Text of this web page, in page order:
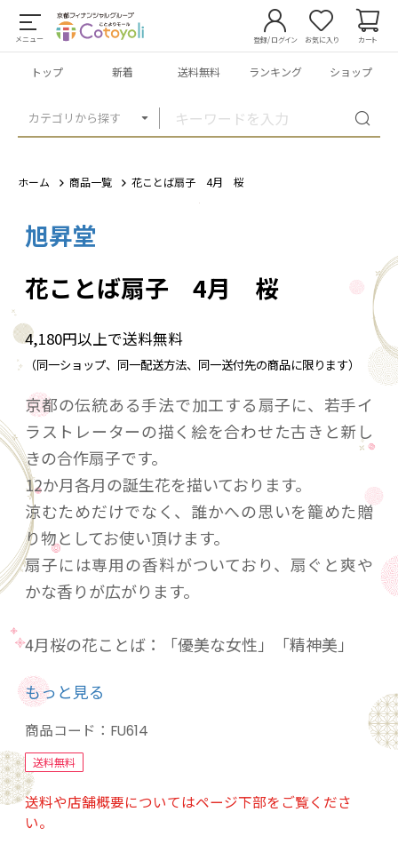
メニュー
カテゴリから探す
登録/ログイン お気に入り カート
トップ 新着 送料無料 ランキング ショップ
ホーム 商品一覧 花ことば扇子 4月 桜
旭昇堂
花ことば扇子 4月 桜
4,180円以上で送料無料
（同一ショップ、同一配送方法、同一送付先の商品に限ります）
京都の伝統ある手法で加工する扇子に、若手イ
ラストレーターの描く絵を合わせた古きと新し
きの合作扇子です。
12か月各月の誕生花を描いております。
涼むためだけでなく、誰かへの思いを籠めた贈
り物としてお使い頂けます。
扇子には専用の香料がついており、扇ぐと爽や
かな香りが広がります。
4月桜の花ことば：「優美な女性」「精神美」
ご協力頂いたイラストレーター：大久保 澪 様
【プロフィール】横浜市出身のイラストレータ
ー様。 多摩美術大学グラフィックデザイン学科
卒業。
絵画教室で講師として勤務する傍ら、イラスト
レーターとして活動。自然、動物、風景のイラ
もっと見る
商品コード： FU614
送料無料
送料や店舗概要についてはページ下部をご覧くださ
い。